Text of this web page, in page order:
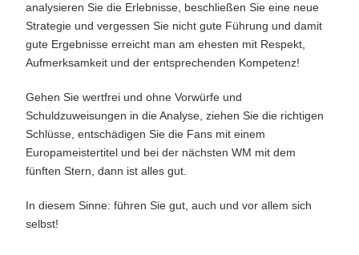
analysieren Sie die Erlebnisse, beschließen Sie eine neue
Strategie und vergessen Sie nicht gute Führung und damit
gute Ergebnisse erreicht man am ehesten mit Respekt,
Aufmerksamkeit und der entsprechenden Kompetenz!
Gehen Sie wertfrei und ohne Vorwürfe und
Schuldzuweisungen in die Analyse, ziehen Sie die richtigen
Schlüsse, entschädigen Sie die Fans mit einem
Europameistertitel und bei der nächsten WM mit dem
fünften Stern, dann ist alles gut.
In diesem Sinne: führen Sie gut, auch und vor allem sich
selbst!